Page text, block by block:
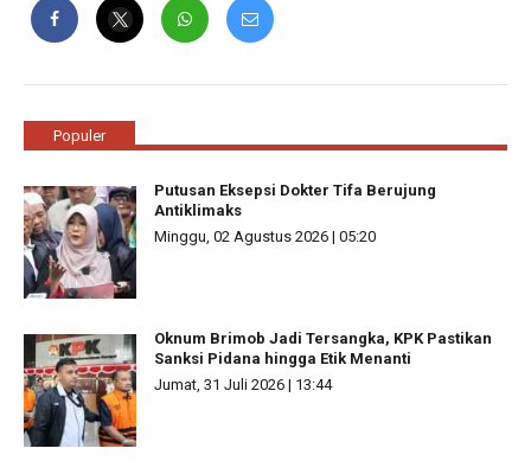
Populer
Putusan Eksepsi Dokter Tifa Berujung
Antiklimaks
Minggu, 02 Agustus 2026 | 05:20
Oknum Brimob Jadi Tersangka, KPK Pastikan
Sanksi Pidana hingga Etik Menanti
Jumat, 31 Juli 2026 | 13:44